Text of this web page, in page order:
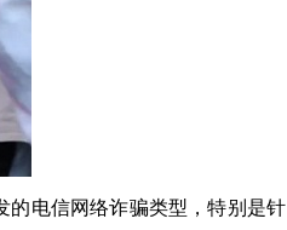
电信网络诈骗类型，特别是针